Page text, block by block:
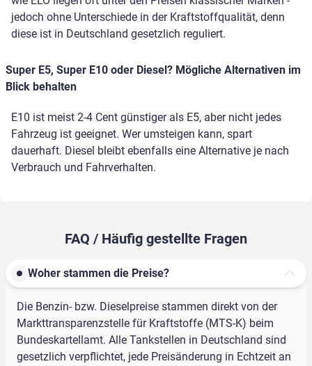
jedoch ohne Unterschiede in der Kraftstoffqualität, denn
diese ist in Deutschland gesetzlich reguliert.
Super E5, Super E10 oder Diesel? Mögliche Alternativen im
Blick behalten
E10 ist meist 2-4 Cent günstiger als E5, aber nicht jedes
Fahrzeug ist geeignet. Wer umsteigen kann, spart
dauerhaft. Diesel bleibt ebenfalls eine Alternative je nach
Verbrauch und Fahrverhalten.
FAQ / Häufig gestellte Fragen
Woher stammen die Preise?
Die Benzin- bzw. Dieselpreise stammen direkt von der
Markttransparenzstelle für Kraftstoffe (MTS-K) beim
Bundeskartellamt. Alle Tankstellen in Deutschland sind
gesetzlich verpflichtet, jede Preisänderung in Echtzeit an